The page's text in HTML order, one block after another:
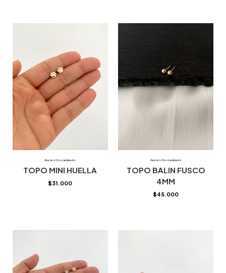
Aretes Oro Laminado
TOPO MINI HUELLA
$31.000
Aretes Oro Laminado
TOPO BALIN FUSCO
4MM
$45.000